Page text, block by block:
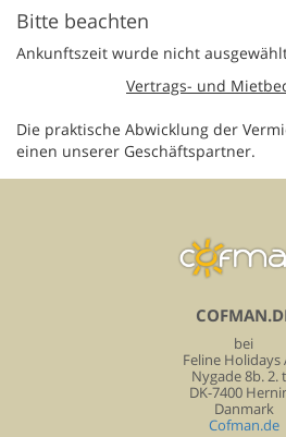
Bitte beachten
Ankunftszeit wurde nicht
Vertrags- und
Die praktische Abwicklung der
einen unserer Geschäftspartner.
bei
Feline Holidays
Nygade 8b. 2.
DK-7400
Danmark
Cofman.de